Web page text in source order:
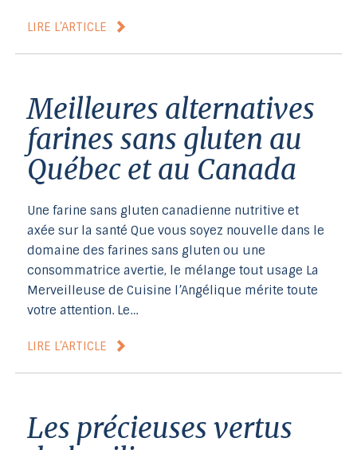
LIRE L’ARTICLE
Meilleures alternatives
farines sans gluten au
Québec et au Canada
Une farine sans gluten canadienne nutritive et
axée sur la santé Que vous soyez nouvelle dans le
domaine des farines sans gluten ou une
consommatrice avertie, le mélange tout usage La
Merveilleuse de Cuisine l’Angélique mérite toute
votre attention. Le…
LIRE L’ARTICLE
Les précieuses vertus